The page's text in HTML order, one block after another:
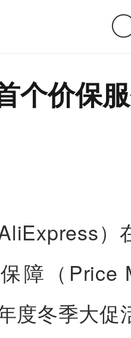
个价保
）
障（Price
度冬季大促